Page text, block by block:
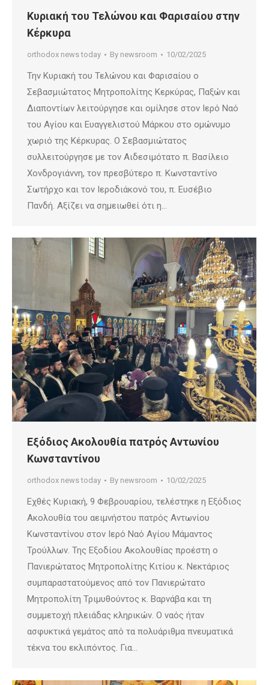
Κυριακή του Τελώνου και Φαρισαίου στην
Κέρκυρα
orthodox news today By newsroom 10/02/2025
Την Κυριακή του Τελώνου και Φαρισαίου ο
Σεβασμιώτατος Μητροπολίτης Κερκύρας, Παξών και
Διαποντίων λειτούργησε και ομίλησε στον Ιερό Ναό
του Αγίου και Ευαγγελιστού Μάρκου στο ομώνυμο
χωριό της Κέρκυρας. Ο Σεβασμιώτατος
συλλειτούργησε με τον Αιδεσιμότατο π. Βασίλειο
Χονδρογιάννη, τον πρεσβύτερο π. Κωνσταντίνο
Σωτήρχο και τον Ιεροδιάκονό του, π. Ευσέβιο
Πανδή. Αξίζει να σημειωθεί ότι η…
Εξόδιος Ακολουθία πατρός Αντωνίου
Κωνσταντίνου
orthodox news today By newsroom 10/02/2025
Εχθές Κυριακή, 9 Φεβρουαρίου, τελέστηκε η Εξόδιος
Ακολουθία του αειμνήστου πατρός Αντωνίου
Κωνσταντίνου στον Ιερό Ναό Αγίου Μάμαντος
Τρούλλων. Της Εξοδίου Ακολουθίας προέστη ο
Πανιερώτατος Μητροπολίτης Κιτίου κ. Νεκτάριος
συμπαραστατούμενος από τον Πανιερώτατο
Μητροπολίτη Τριμυθούντος κ. Βαρνάβα και τη
συμμετοχή πλειάδας κληρικών. Ο ναός ήταν
ασφυκτικά γεμάτος από τα πολυάριθμα πνευματικά
τέκνα του εκλιπόντος. Για…